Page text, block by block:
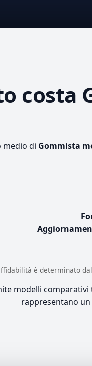
costa
medio di Gommista
è determinato
modelli
rappresentano